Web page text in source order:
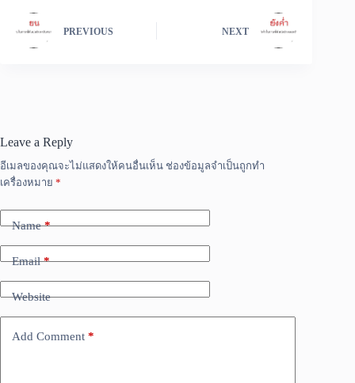
PREVIOUS NEXT
Leave a Reply
อีเมลของคุณจะไม่แสดงให้คนอื่นเห็น ช่องข้อมูลจำเป็นถูกทำ
เครื่องหมาย *
Name*
Email*
Website
Add Comment *